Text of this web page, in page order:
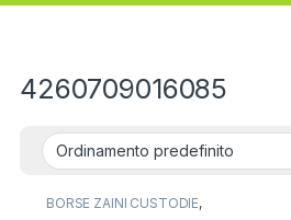
4260709016085
BORSE ZAINI CUSTODIE,